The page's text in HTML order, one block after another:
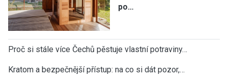
po…
Proč si stále více Čechů pěstuje vlastní potraviny…
Kratom a bezpečnější přístup: na co si dát pozor,…